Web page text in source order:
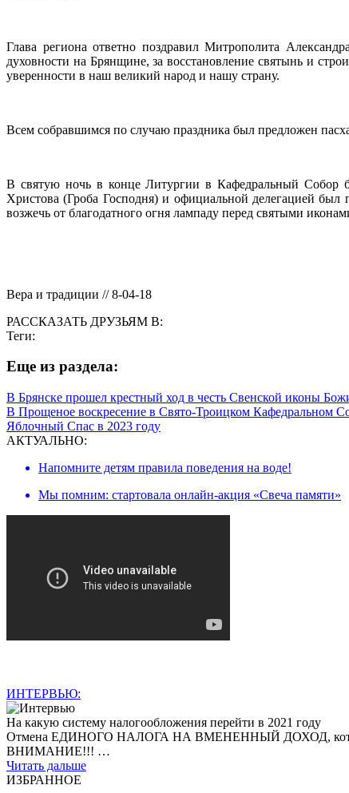
Глава региона ответно поздравил Митрополита
духовности на Брянщине, за восстановление святынь и
уверенности в наш великий народ и нашу страну.
Всем собравшимся по случаю праздника был предложен
В святую ночь в конце Литургии в Кафедральный Собор
Христова (Гроба Господня) и официальной делегацией
возжечь от благодатного огня лампаду перед святыми
Вера и традиции // 8-04-18
РАССКАЗАТЬ ДРУЗЬЯМ В:
Теги:
Eще из раздела:
В Брянске прошел крестный ход в честь Свенской иконы
В Прощеное воскресение в Свято-Троицком Кафедральном
Яблочный Спас в 2023 году
АКТУАЛЬНО:
Напомните детям правила поведения на воде!
Мы помним: стартовала онлайн-акция «Свеча памяти»
ИНТЕРВЬЮ:
На какую систему налогообложения перейти в 2021 году
Отмена ЕДИНОГО НАЛОГА НА ВМЕНЕННЫЙ ДОХОД, которая
ВНИМАНИЕ!!! …
Читать дальше
ИЗБРАННОЕ